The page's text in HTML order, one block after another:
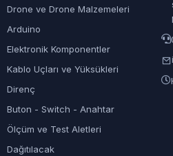
Drone ve Drone Malzemeleri
Arduino
Elektronik Komponentler
Kablo Uçları ve Yüksükleri
Direnç
Buton - Switch - Anahtar
Ölçüm ve Test Aletleri
Dağıtılacak